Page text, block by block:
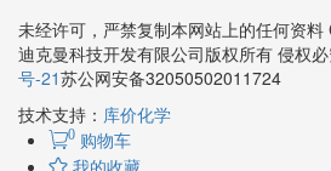
未经许可，严禁复制本网站上的任何资
迪克曼科技开发有限公司版权所有 侵权
号-21苏公网安备32050502011724
技术支持： 库价化学
0 购物车
我的收藏